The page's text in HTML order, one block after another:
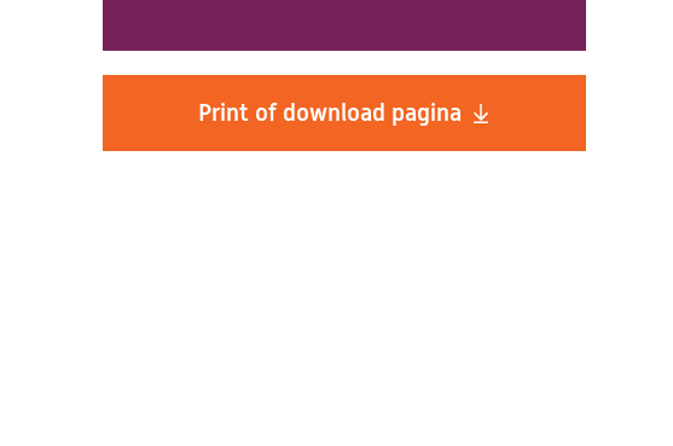
Print of download pagina